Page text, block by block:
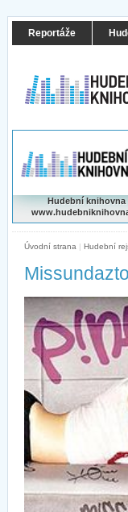
Reportáže
Hudební knihovna
Úvodní strana | Hudební